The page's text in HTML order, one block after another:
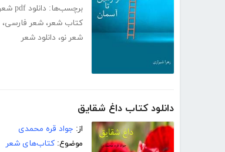
برچسب‌ها: دانلود pdf شعر نو
کتاب شعر، شعر فارسی،
شعر نو، دانلود شعر
دانلود کتاب داغ شقایق
از: جواد قره محمدی
موضوع: کتاب‌های شعر